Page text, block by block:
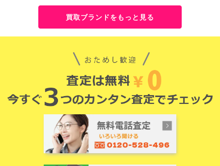
買取ブランドをもっと見る